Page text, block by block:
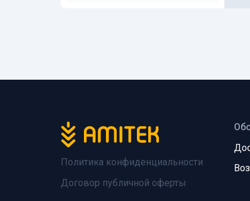
Политика конфиденциальности
Договор публичной оферты